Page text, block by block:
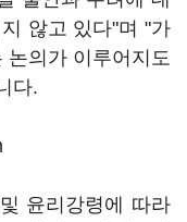
않고 있다"며 "가
논의가 이루어지도
다.
윤리강령에 따라